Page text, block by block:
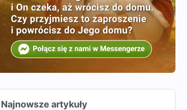
Najnowsze artykuły